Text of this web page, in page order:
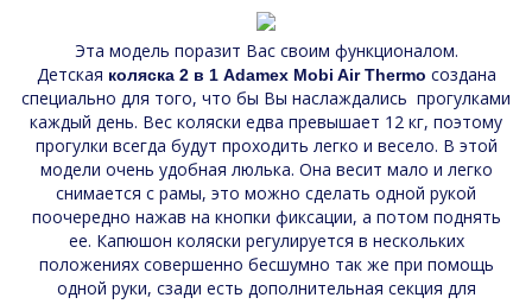
Эта модель поразит Вас своим функционалом.
Детская коляска 2 в 1 Adamex Mobi Air Thermo создана
специально для того, что бы Вы наслаждались прогулками
каждый день. Вес коляски едва превышает 12 кг, поэтому
прогулки всегда будут проходить легко и весело. В этой
модели очень удобная люлька. Она весит мало и легко
снимается с рамы, это можно сделать одной рукой
поочередно нажав на кнопки фиксации, а потом поднять
ее. Капюшон коляски регулируется в нескольких
положениях совершенно бесшумно так же при помощь
одной руки, сзади есть дополнительная секция для